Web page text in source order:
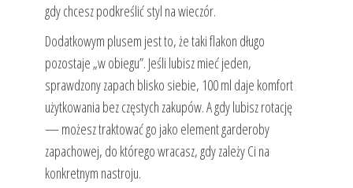
gdy chcesz podkreślić styl na wieczór.
Dodatkowym plusem jest to, że taki flakon długo
pozostaje „w obiegu”. Jeśli lubisz mieć jeden,
sprawdzony zapach blisko siebie, 100 ml daje komfort
użytkowania bez częstych zakupów. A gdy lubisz rotację
— możesz traktować go jako element garderoby
zapachowej, do którego wracasz, gdy zależy Ci na
konkretnym nastroju.